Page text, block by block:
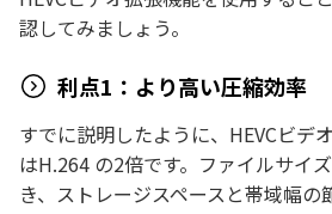
認してみましょう。
利点1：より高い圧縮効率
すでに説明したように、HEVCビデ
はH.264 の2倍です。ファイルサイ
き、ストレージスペースと帯域幅の